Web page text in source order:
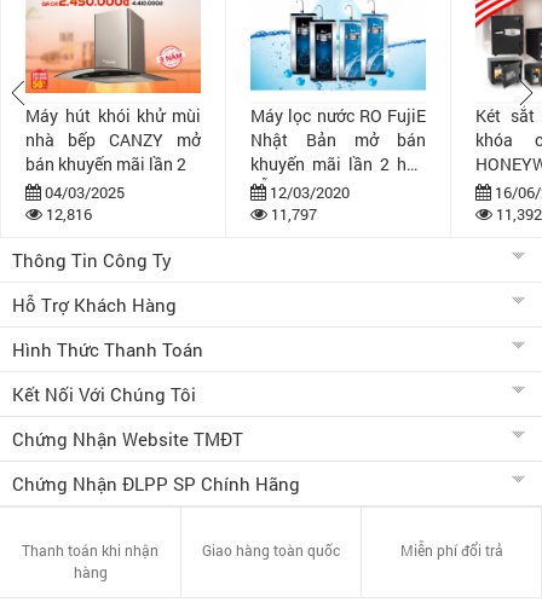
Máy hút khói khử mùi
nhà bếp CANZY mở
bán khuyến mãi lần 2
04/03/2025
12,816
Máy lọc nước RO FujiE
Nhật Bản mở bán
khuyến mãi lần 2 hấp
dẫn12/03/2020
11,797
Két sắt
khóa
bán16/
11,392
Thông Tin Công Ty
Hỗ Trợ Khách Hàng
Hình Thức Thanh Toán
Kết Nối Với Chúng Tôi
Chứng Nhận Website TMĐT
Chứng Nhận ĐLPP SP Chính Hãng
Thanh toán khi nhận
hàng
Giao hàng toàn quốc Miễn phí đổi trả